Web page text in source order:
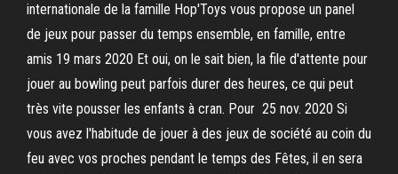
internationale de la famille Hop'Toys vous propose un panel
de jeux pour passer du temps ensemble, en famille, entre
amis 19 mars 2020 Et oui, on le sait bien, la file d'attente pour
jouer au bowling peut parfois durer des heures, ce qui peut
très vite pousser les enfants à cran. Pour 25 nov. 2020 Si
vous avez l'habitude de jouer à des jeux de société au coin du
feu avec vos proches pendant le temps des Fêtes, il en sera